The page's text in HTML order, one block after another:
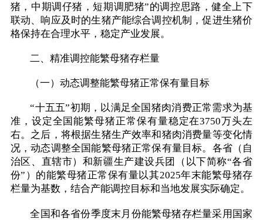
猪，中期调仔猪，短期调肥猪”的调控思路，健全上下
联动、响应及时的生猪产能综合调控机制，促进生猪价
格保持在合理水平，稳定产业发展。
二、精准调控能繁母猪存栏量
（一）动态调整能繁母猪正常保有量目标
“十五五”初期，以满足全国猪肉消费正常需求为基
准，设定全国能繁母猪正常保有量稳定在3750万头左
右。之后，将根据生猪生产效率和猪肉消费量等变化情
况，动态调整全国能繁母猪正常保有量目标。各省（自
治区、直辖市）和新疆生产建设兵团（以下简称“各省
份”）的能繁母猪正常保有量以其2025年末能繁母猪存
栏量为基数，结合产能调控目标和当地发展实际确定。
全国和各省份季度末月份能繁母猪存栏量采用国家